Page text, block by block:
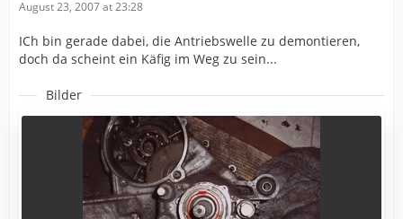
August 23, 2007 at 23:28
ICh bin gerade dabei, die Antriebswelle zu demontieren,
doch da scheint ein Käfig im Weg zu sein...
Bilder